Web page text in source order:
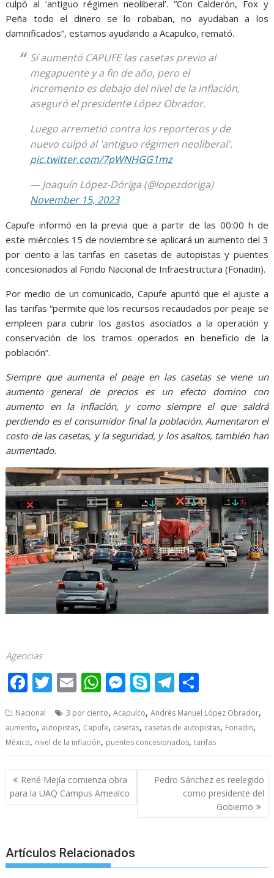
culpó al ‘antiguo régimen neoliberal’. “Con Calderón, Fox y
Peña todo el dinero se lo robaban, no ayudaban a los
damnificados”, estamos ayudando a Acapulco, remató.
Sí aumentó CAPUFE las casetas previo al
megapuente y a fin de año, pero el
incremento es debajo del nivel de la inflación,
aseguró el presidente López Obrador.
Luego arremetió contra los reporteros y de
nuevo culpó al 'antiguo régimen neoliberal'.
pic.twitter.com/7pWNHGG1mz
— Joaquín López-Dóriga (@lopezdoriga)
November 15, 2023
Capufe informó en la previa que a partir de las 00:00 h de
este miércoles 15 de noviembre se aplicará un aumento del 3
por ciento a las tarifas en casetas de autopistas y puentes
concesionados al Fondo Nacional de Infraestructura (Fonadin).
Por medio de un comunicado, Capufe apuntó que el ajuste a
las tarifas “permite que los recursos recaudados por peaje se
empleen para cubrir los gastos asociados a la operación y
conservación de los tramos operados en beneficio de la
población”.
Siempre que aumenta el peaje en las casetas se viene un
aumento general de precios es un efecto domino con
aumento en la inflación, y como siempre el que saldrá
perdiendo es el consumidor final la población. Aumentaron el
costo de las casetas, y la seguridad, y los asaltos, también han
aumentado.
Agencias
F
e
b
o
o
k
T
itt
er
E
ai
l
W
at
s
A
p
p
M
ss
e
n
g
er
S
y
p
e
T
e
gr
a
m
ar
e
Nacional 3 por ciento,Acapulco,Andrés Manuel López Obrador,
aumento, autopistas, Capufe, casetas, casetas de autopistas, Fonadin,
México, nivel de la inflación, puentes concesionados,tarifas
Post
navigation
René Mejía comienza obra
para la UAQ Campus Amealco
Pedro Sánchez es reelegido
como presidente del
Gobierno
Artículos Relacionados